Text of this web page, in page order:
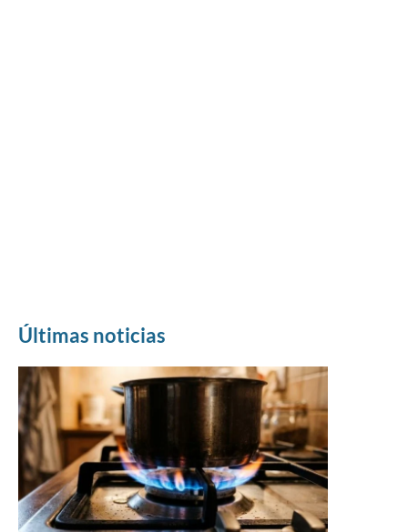
Últimas noticias